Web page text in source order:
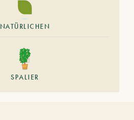
NATÜRLICHEN
SPALIER